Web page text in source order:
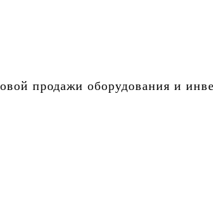
продажи оборудования и